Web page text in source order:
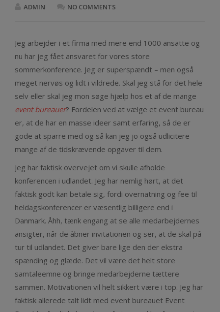
ADMIN NO COMMENTS
Jeg arbejder i et firma med mere end 1000 ansatte og
nu har jeg fået ansvaret for vores store
sommerkonference. Jeg er superspændt – men også
meget nervøs og lidt i vildrede. Skal jeg stå for det hele
selv eller skal jeg mon søge hjælp hos et af de mange
event bureauer? Fordelen ved at vælge et event bureau
er, at de har en masse ideer samt erfaring, så de er
gode at sparre med og så kan jeg jo også udlicitere
mange af de tidskrævende opgaver til dem.
Jeg har faktisk overvejet om vi skulle afholde
konferencen i udlandet. Jeg har nemlig hørt, at det
faktisk godt kan betale sig, fordi overnatning og fee til
heldagskonferencer er væsentlig billigere end i
Danmark. Åhh, tænk engang at se alle medarbejdernes
ansigter, når de åbner invitationen og ser, at de skal på
tur til udlandet. Det giver bare lige den der ekstra
spænding og glæde. Det vil være det helt store
samtaleemne og bringe medarbejderne tættere
sammen. Motivationen vil helt sikkert være i top. Jeg har
faktisk allerede talt lidt med event bureauet Event